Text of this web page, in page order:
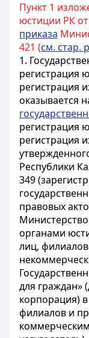
Пункт 1
юстиции РК
приказа
421 (см. стар.
1.
регистрация
регистрация
оказывается
регистрация
регистрация
Республики
349
правовых
органами
лиц,
для граждан»
корпорация)
филиалов и